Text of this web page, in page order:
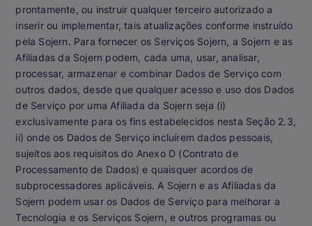
prontamente, ou instruir qualquer terceiro autorizado a
inserir ou implementar, tais atualizações conforme instruído
pela Sojern. Para fornecer os Serviços Sojern, a Sojern e as
Afiliadas da Sojern podem, cada uma, usar, analisar,
processar, armazenar e combinar Dados de Serviço com
outros dados, desde que qualquer acesso e uso dos Dados
de Serviço por uma Afiliada da Sojern seja (i)
exclusivamente para os fins estabelecidos nesta Seção 2.3,
ii) onde os Dados de Serviço incluírem dados pessoais,
sujeitos aos requisitos do Anexo D (Contrato de
Processamento de Dados) e quaisquer acordos de
subprocessadores aplicáveis. A Sojern e as Afiliadas da
Sojern podem usar os Dados de Serviço para melhorar a
Tecnologia e os Serviços Sojern, e outros programas ou